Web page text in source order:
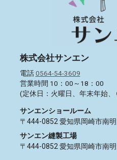
株式会社サンエン
電話0564-54-3609
営業時間 10：00～18：00
(定休日：火曜日、年末年始
サンエンショールーム
〒444-0852 愛知県岡崎市南
サンエン縫製工場
〒444-0852 愛知県岡崎市南